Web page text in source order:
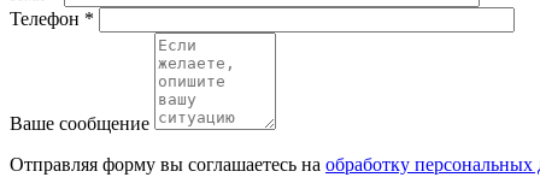
Телефон *
Ваше сообщение
Отправляя форму вы соглашаетесь на обработку